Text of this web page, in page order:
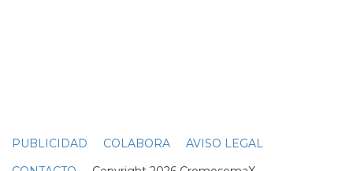
PUBLICIDAD COLABORA
AVISO LEGAL